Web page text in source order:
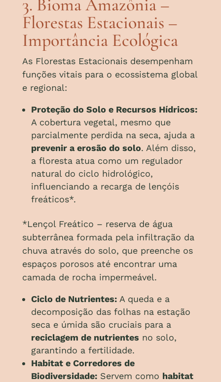
3. Bioma Amazônia –
Florestas Estacionais –
Importância Ecológica
As Florestas Estacionais desempenham
funções vitais para o ecossistema global
e regional:
Proteção do Solo e Recursos Hídricos:
A cobertura vegetal, mesmo que
parcialmente perdida na seca, ajuda a
prevenir a erosão do solo. Além disso,
a floresta atua como um regulador
natural do ciclo hidrológico,
influenciando a recarga de lençóis
freáticos*.
*Lençol Freático – reserva de água
subterrânea formada pela infiltração da
chuva através do solo, que preenche os
espaços porosos até encontrar uma
camada de rocha impermeável.
Ciclo de Nutrientes:A queda e a
decomposição das folhas na estação
seca e úmida são cruciais para a
reciclagem de nutrientes no solo,
garantindo a fertilidade.
Habitat e Corredores de
Biodiversidade:Servem como habitat